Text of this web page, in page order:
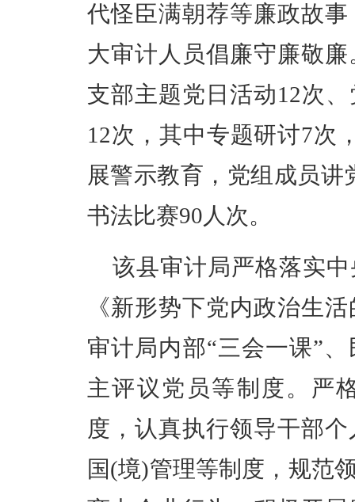
代怪臣满朝荐等廉政故
大审计人员倡廉守廉敬
支部主题党日活动12次
12次，其中专题研讨7次
展警示教育，党组成员讲
书法比赛90人次。
该县审计局严格落实
《新形势下党内政治生
审计局内部“三会一课”
主评议党员等制度。严
度，认真执行领导干部
国(境)管理等制度，规范